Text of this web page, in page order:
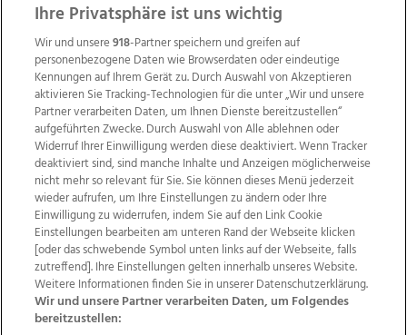
Wir über uns Mediadaten Kontakt
Jobs
Datenschutz
Impressum
AGB Anzeigekunden
AGB Website
Ehrenkodex Politische Werbung
Ihre Privatsphäre ist uns wichtig
Wir und unsere918-Partner speichern und greifen auf
personenbezogene Daten wie Browserdaten oder eindeutige
Kennungen auf Ihrem Gerät zu. Durch Auswahl von Akzeptieren
aktivieren Sie Tracking-Technologien für die unter „Wir und unsere
Partner verarbeiten Daten, um Ihnen Dienste bereitzustellen“
aufgeführten Zwecke. Durch Auswahl von Alle ablehnen oder
Widerruf Ihrer Einwilligung werden diese deaktiviert. Wenn Tracker
deaktiviert sind, sind manche Inhalte und Anzeigen möglicherweise
nicht mehr so relevant für Sie. Sie können dieses Menü jederzeit
wieder aufrufen, um Ihre Einstellungen zu ändern oder Ihre
Einwilligung zu widerrufen, indem Sie auf den Link Cookie
Einstellungen bearbeiten am unteren Rand der Webseite klicken
[oder das schwebende Symbol unten links auf der Webseite, falls
zutreffend]. Ihre Einstellungen gelten innerhalb unseres Website.
Weitere Informationen finden Sie in unserer Datenschutzerklärung.
Wir und unsere Partner verarbeiten Daten, um Folgendes
bereitzustellen: